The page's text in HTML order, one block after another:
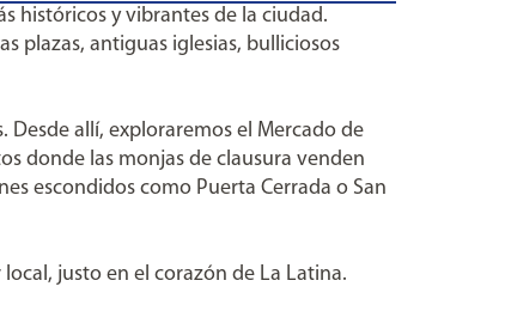
históricos y vibrantes de la ciudad.
plazas, antiguas iglesias, bulliciosos
Desde allí, exploraremos el Mercado de
donde las monjas de clausura venden
escondidos como Puerta Cerrada o San
justo en el corazón de La Latina.